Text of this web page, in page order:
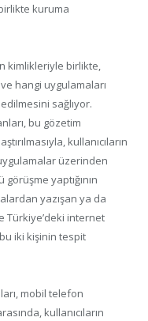
kuruma
kimlikleriyle birlikte,
hangi uygulamaları
sağlıyor.
bu gözetim
kullanıcıların
üzerinden
görüşme yaptığının
yazışan ya da
Türkiye’deki internet
iki kişinin tespit
mobil telefon
kullanıcıların